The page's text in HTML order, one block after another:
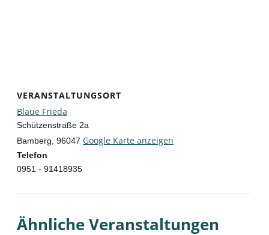
VERANSTALTUNGSORT
Blaue Frieda
Schützenstraße 2a
Bamberg 96047 Google Karte anzeigen
Telefon
0951 - 91418935
Ähnliche Veranstaltungen